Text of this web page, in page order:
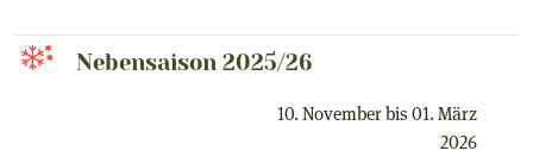
Nebensaison 2025/26
10. November bis 01. März
2026